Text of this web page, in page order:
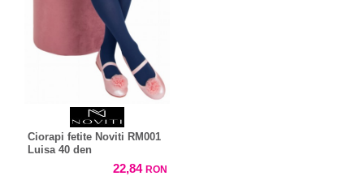
Ciorapi fetite Noviti RM001
Luisa 40 den
22,84 RON